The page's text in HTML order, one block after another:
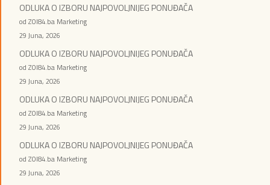
ODLUKA O IZBORU NAJPOVOLJNIJEG PONUĐAČA
od ZOI84.ba Marketing
29 Juna, 2026
ODLUKA O IZBORU NAJPOVOLJNIJEG PONUĐAČA
od ZOI84.ba Marketing
29 Juna, 2026
ODLUKA O IZBORU NAJPOVOLJNIJEG PONUĐAČA
od ZOI84.ba Marketing
29 Juna, 2026
ODLUKA O IZBORU NAJPOVOLJNIJEG PONUĐAČA
od ZOI84.ba Marketing
29 Juna, 2026